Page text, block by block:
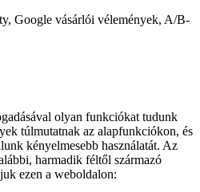
Google vásárlói vélemények, A/B-
olyan funkciókat tudunk
túlmutatnak az alapfunkciókon, és
kényelmesebb használatát. Az
harmadik féltől származó
ezen a weboldalon: